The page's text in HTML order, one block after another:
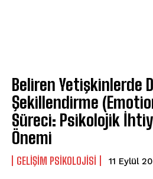
Beliren Yetişkinlerde
Şekillendirme
Süreci: Psikolojik
Önemi
GELIŞIM PSIKOLOJISI 11 Eylül